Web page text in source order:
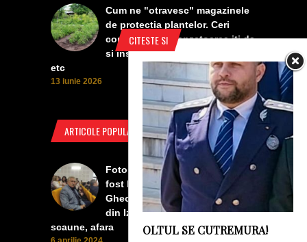
CITESTE SI
OLTUL SE CUTREMURA!
Cum ne "otravesc" magazinele
de protectia plantelor. Ceri
contra manei, vanzatoarea iti da
si insecticid, pentru dezvoltare,
etc
13 iunie 2026
ARTICOLE POPULARE
Foto Izbiceni - Lumea buna a
fost la concertul lui Tudor
Gheorghe. Lumea prea buna
din Izbiceni a avut un ecran si
scaune, afara